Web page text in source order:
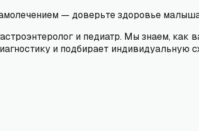
— доверьте здоровье
и педиатр. Мы знаем, как
и подбирает индивидуальную